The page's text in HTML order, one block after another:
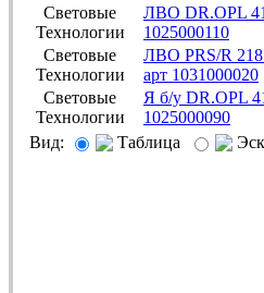
Световые
Технологии
ЛВО DR.OPL
1025000110
Световые
Технологии
ЛВО PRS/R 218
арт 1031000020
Световые
Технологии
Я б/у DR.OPL
1025000090
Вид:
Таблица